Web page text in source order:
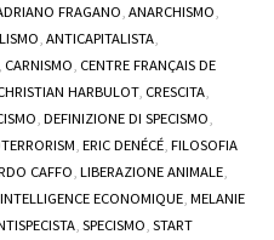
FRAGANO ANARCHISMO
,ANTICAPITALISTA
CARNISMO CENTRE FRANÇAIS DE
HARBULOT, CRESCITA
,DEFINIZIONE DI SPECISMO
,ERIC DENÉCÉ ,FILOSOFIA
CAFFO ,LIBERAZIONE ANIMALE
ECONOMIQUE ,MELANIE
,SPECISMO ,START